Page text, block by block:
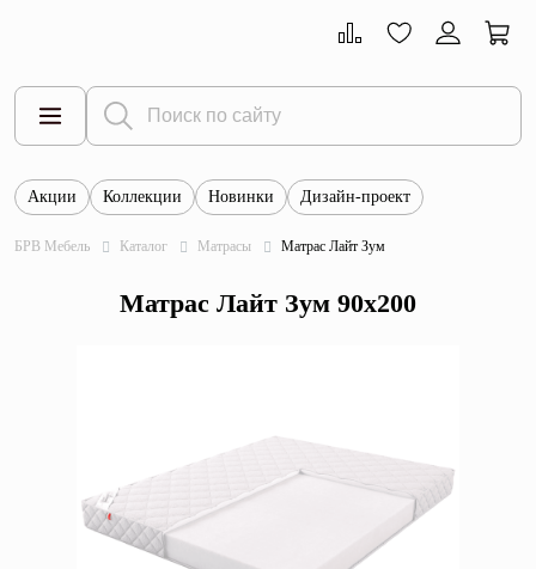
Все товары
Тумбы
Шкафы
Кровати
Акции Коллекции Новинки Дизайн-проект
БРВ Мебель Каталог Матрасы Матрас Лайт Зум
Матрас Лайт Зум 90x200